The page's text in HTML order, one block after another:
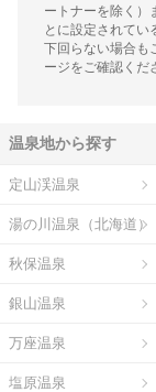
ートナーを除く）
とに設定されてい
下回らない場合も
ージをご確認くだ
温泉地から探す
定山渓温泉
湯の川温泉（北海道）
秋保温泉
銀山温泉
万座温泉
塩原温泉